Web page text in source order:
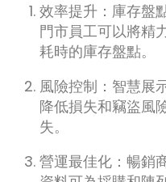
效率提升：庫存盤
門市員工可以將精
耗時的庫存盤點。
風險控制：智慧展
降低損失和竊盜風
失。
營運最佳化：暢銷